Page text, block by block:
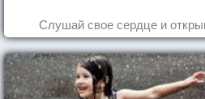
Слушай свое сердце и